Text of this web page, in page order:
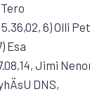
6) Olli
Esa
Jimi
DNS,